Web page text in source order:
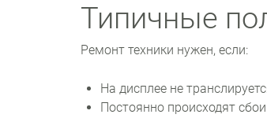
Типичные
Ремонт техники нужен, если:
На дисплее не
Постоянно происходят